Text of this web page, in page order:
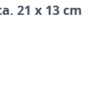
21 x 13 cm